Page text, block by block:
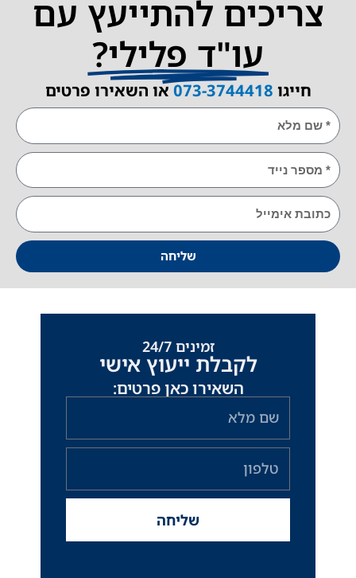
להתייעץ עם
עו"ד פלילי?
073-3744418או השאירו פרטים
לקבלת ייעוץ אישי
השאירו כאן פרטים: